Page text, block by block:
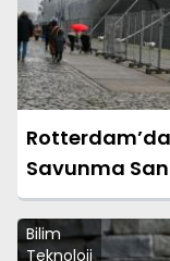
Savunma
Bilim
Teknoloji